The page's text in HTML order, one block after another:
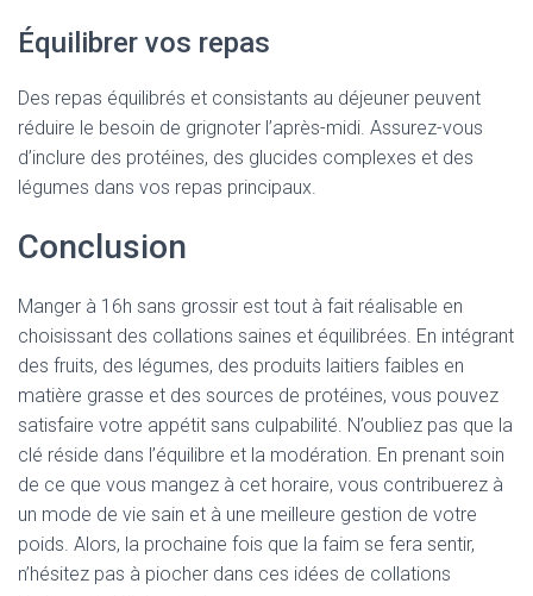
Équilibrer vos repas
Des repas équilibrés et consistants au déjeuner peuvent
réduire le besoin de grignoter l’après-midi. Assurez-vous
d’inclure des protéines, des glucides complexes et des
légumes dans vos repas principaux.
Conclusion
Manger à 16h sans grossir est tout à fait réalisable en
choisissant des collations saines et équilibrées. En intégrant
des fruits, des légumes, des produits laitiers faibles en
matière grasse et des sources de protéines, vous pouvez
satisfaire votre appétit sans culpabilité. N’oubliez pas que la
clé réside dans l’équilibre et la modération. En prenant soin
de ce que vous mangez à cet horaire, vous contribuerez à
un mode de vie sain et à une meilleure gestion de votre
poids. Alors, la prochaine fois que la faim se fera sentir,
n’hésitez pas à piocher dans ces idées de collations